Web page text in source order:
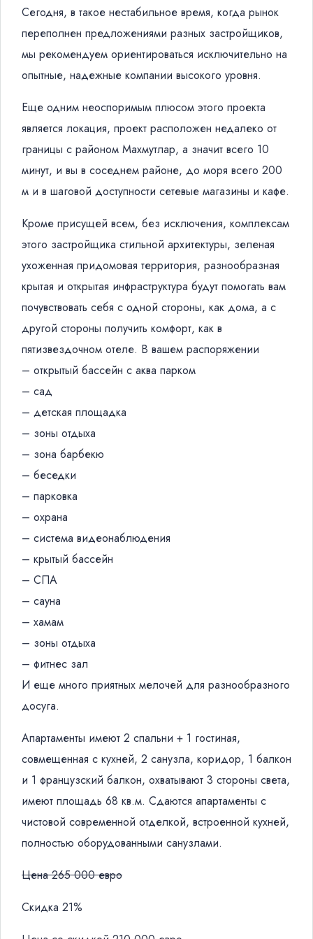
Сегодня, в такое нестабильное время, когда рынок
переполнен предложениями разных застройщиков,
мы рекомендуем ориентироваться исключительно на
опытные, надежные компании высокого уровня.
Еще одним неоспоримым плюсом этого проекта
является локация, проект расположен недалеко от
границы с районом Махмутлар, а значит всего 10
минут, и вы в соседнем районе, до моря всего 200
м и в шаговой доступности сетевые магазины и кафе.
Кроме присущей всем, без исключения, комплексам
этого застройщика стильной архитектуры, зеленая
ухоженная придомовая территория, разнообразная
крытая и открытая инфраструктура будут помогать вам
почувствовать себя с одной стороны, как дома, а с
другой стороны получить комфорт, как в
пятизвездочном отеле. В вашем распоряжении
– открытый бассейн с аква парком
– сад
– детская площадка
– зоны отдыха
– зона барбекю
– беседки
– парковка
– охрана
– система видеонаблюдения
– крытый бассейн
– СПА
– сауна
– хамам
– зоны отдыха
– фитнес зал
И еще много приятных мелочей для разнообразного
досуга.
Апартаменты имеют 2 спальни + 1 гостиная,
совмещенная с кухней, 2 санузла, коридор, 1 балкон
и 1 французский балкон, охватывают 3 стороны света,
имеют площадь 68 кв.м. Сдаются апартаменты с
чистовой современной отделкой, встроенной кухней,
полностью оборудованными санузлами.
Цена 265 000 евро
Скидка 21%